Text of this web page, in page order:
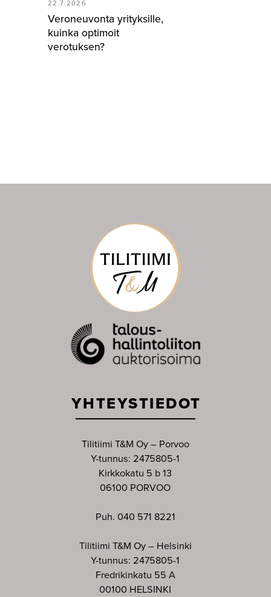
22.7.2026
Veroneuvonta yrityksille,
kuinka optimoit
verotuksen?
YHTEYSTIEDOT
Tilitiimi T&M Oy – Porvoo
Y-tunnus: 2475805-1
Kirkkokatu 5 b 13
06100 PORVOO
Puh. 040 571 8221
Tilitiimi T&M Oy – Helsinki
Y-tunnus: 2475805-1
Fredrikinkatu 55 A
00100 HELSINKI